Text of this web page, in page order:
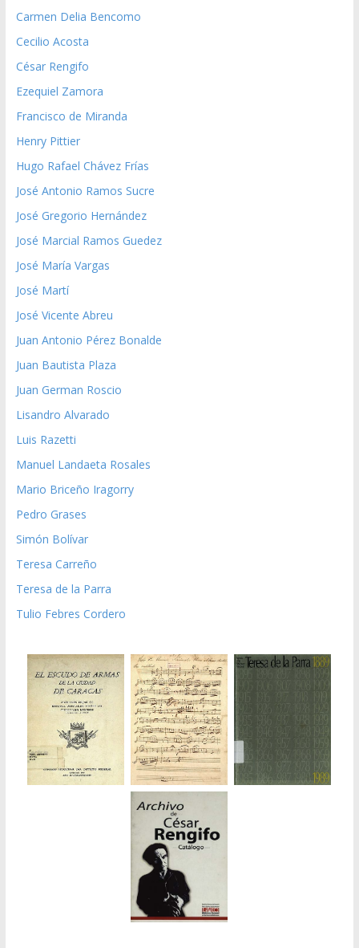
Carmen Delia Bencomo
Cecilio Acosta
César Rengifo
Ezequiel Zamora
Francisco de Miranda
Henry Pittier
Hugo Rafael Chávez Frías
José Antonio Ramos Sucre
José Gregorio Hernández
José Marcial Ramos Guedez
José María Vargas
José Martí
José Vicente Abreu
Juan Antonio Pérez Bonalde
Juan Bautista Plaza
Juan German Roscio
Lisandro Alvarado
Luis Razetti
Manuel Landaeta Rosales
Mario Briceño Iragorry
Pedro Grases
Simón Bolívar
Teresa Carreño
Teresa de la Parra
Tulio Febres Cordero